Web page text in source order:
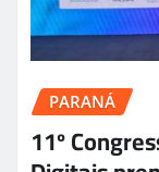
PARANÁ
11º